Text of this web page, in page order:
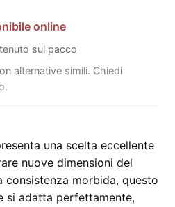
online
sul pacco
alternative simili. Chiedi
una scelta eccellente
nuove dimensioni del
consistenza morbida, questo
si adatta perfettamente,